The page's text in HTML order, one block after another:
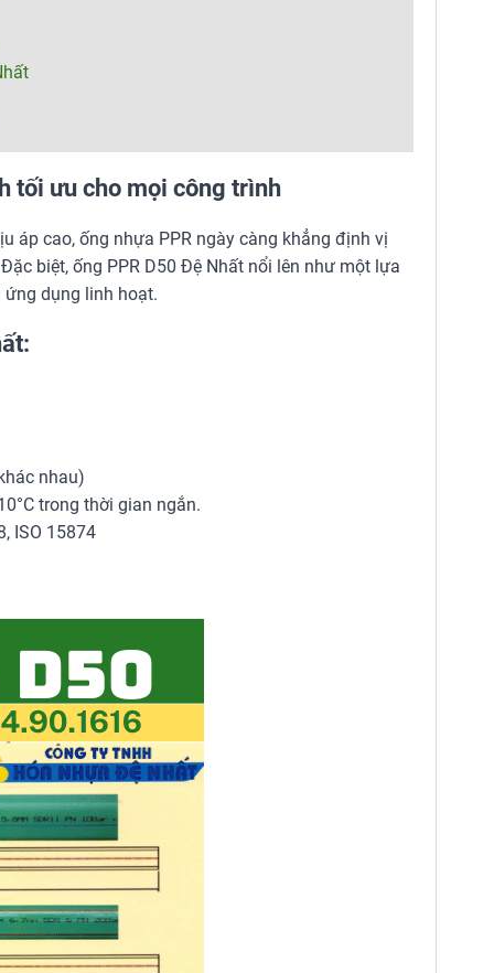
tối ưu cho mọi công trình
áp cao, ống nhựa PPR ngày càng khẳng định vị
biệt, ống PPR D50 Đệ Nhất nổi lên như một lựa
dụng linh hoạt.
nhau)
trong thời gian ngắn.
ISO 15874